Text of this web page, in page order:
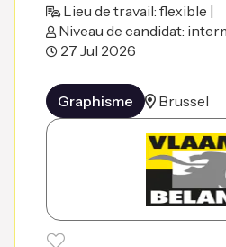
Lieu de travail: flexible |
Niveau de candidat:
27 Jul 2026
Graphisme Brussel